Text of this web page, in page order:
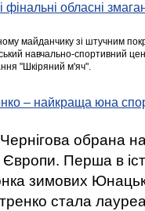
фінальні обласні
майданчику зі штучним
навчально-спортивний
"Шкіряний м'яч".
– найкраща юна
Чернігова
Перша в
зимових
стала